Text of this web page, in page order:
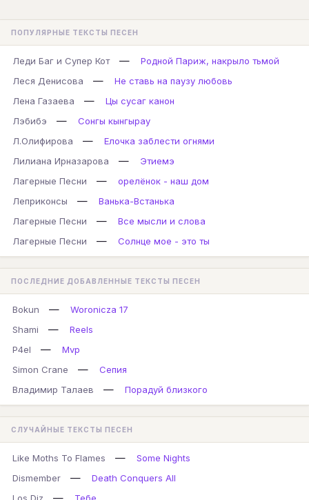
ПОПУЛЯРНЫЕ ТЕКСТЫ ПЕСЕН
Леди Баг и Супер Кот —
Родной Париж, накрыло тьмой
Леся Денисова
—
Не ставь на паузу любовь
Лена Газаева
—
Цы сусаг канон
Лэбибэ
—
Сонгы кынгырау
Л.Олифирова
—
Елочка заблести огнями
Лилиана Ирназарова
—
Этиемэ
Лагерные Песни
—
орелёнок - наш дом
Леприконсы
—
Ванька-Встанька
Лагерные Песни
—
Все мысли и слова
Лагерные Песни
— Солнце мое - это ты
ПОСЛЕДНИЕ ДОБАВЛЕННЫЕ ТЕКСТЫ ПЕСЕН
Bokun —
Woronicza 17
Shami
—
Reels
P4el
—
Mvp
Simon Crane
—
Сепия
Владимир Талаев
— Порадуй близкого
СЛУЧАЙНЫЕ ТЕКСТЫ ПЕСЕН
Like Moths To Flames —
Some Nights
Dismember
—
Death Conquers All
—